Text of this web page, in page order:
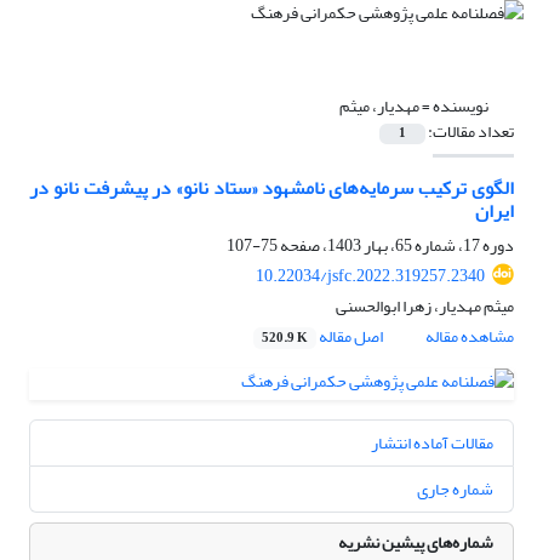
نویسنده =مهدیار، میثم
تعداد مقالات: 1
الگوی ترکیب سرمایه‌های نامشهود «ستاد نانو» در پیشرفت نانو در
ایران
دوره 17، شماره 65، بهار 1403، صفحه
75-107
10.22034/jsfc.2022.319257.2340
میثم مهدیار، زهرا ابوالحسنی
مشاهده مقاله
اصل مقاله 520.9 K
مقالات آماده انتشار
شماره جاری
شماره‌های پیشین نشریه